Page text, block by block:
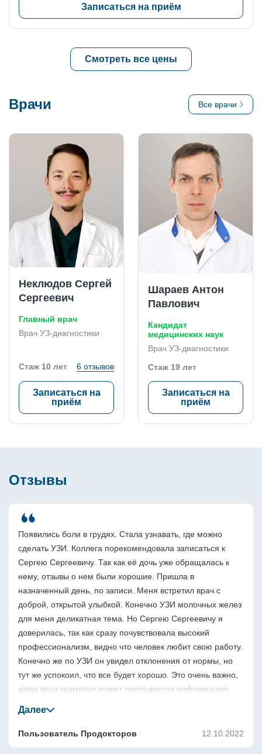
Записаться на приём
Смотреть все цены
Врачи Все врачи
Неклюдов Сергей
Сергеевич
Главный врач
Врач УЗ-диагностики
Стаж 10 лет 6 отзывов
Записаться на
приём
Шараев Антон
Павлович
Кандидат
медицинских наук
Врач УЗ-диагностики
Стаж 19 лет
Записаться на
приём
Отзывы
Появились боли в грудях. Стала узнавать, где можно
сделать УЗИ. Коллега порекомендовала записаться к
Сергею Сергеевичу. Так как её дочь уже обращалась к
нему, отзывы о нем были хорошие. Пришла в
назначенный день, по записи. Меня встретил врач с
доброй, открытой улыбкой. Конечно УЗИ молочных желез
для меня деликатная тема. Но Сергею Сергеевичу я
доверилась, так как сразу почувствовала высокий
профессионализм, видно что человек любит свою работу.
Конечно же по УЗИ он увидел отклонения от нормы, но
тут же успокоил, что все будет хорошо. Это очень важно,
когда врач грамотно может преподнести информацию
Вообщем я довольна, выполнила все рекомендации. Жду
результатов, чтобы начать лечение.
Пользователь Продокторов 12.10.2022